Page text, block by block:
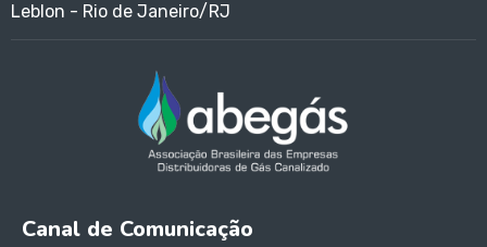
Leblon - Rio de Janeiro/RJ
Canal de Comunicação